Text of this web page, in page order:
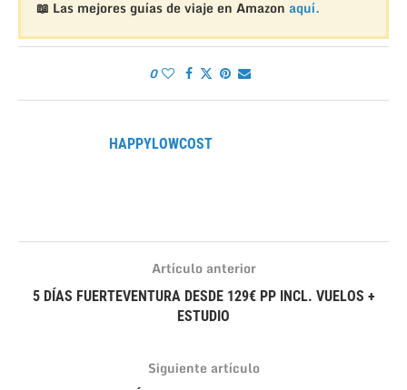
📖 Las mejores guías de viaje en Amazon aquí.
0
HAPPYLOWCOST
Artículo anterior
5 DÍAS FUERTEVENTURA DESDE 129€ PP INCL. VUELOS +
ESTUDIO
Siguiente artículo